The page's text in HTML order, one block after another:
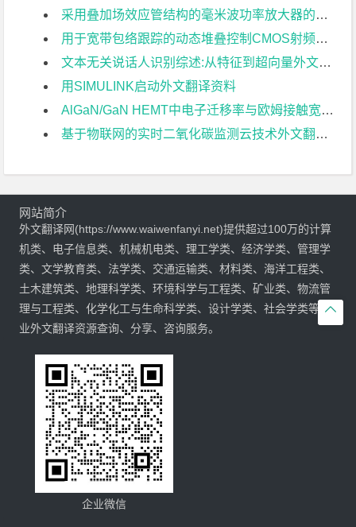
采用叠加场效应管结构的毫米波功率放大器的分析与设计外文翻译资料
用于宽带包络跟踪的动态堆叠控制CMOS射频功率放大器外文翻译资料
文本无关说话人识别综述:从特征到超向量外文翻译资料
用SIMULINK启动外文翻译资料
AlGaN/GaN HEMT中电子迁移率与欧姆接触宽度关系的研究外文翻译资料
基于物联网的实时二氧化碳监测云技术外文翻译资料

网站简介
外文翻译网(https://www.waiwenfanyi.net)提供超过100万的计算
机类、电子信息类、机械机电类、理工学类、经济学类、管理学
类、文学教育类、法学类、交通运输类、材料类、海洋工程类、
土木建筑类、地理科学类、环境科学与工程类、矿业类、物流管
理与工程类、化学化工与生命科学类、设计学类、社会学类等专
业外文翻译资源查询、分享、咨询服务。
企业微信